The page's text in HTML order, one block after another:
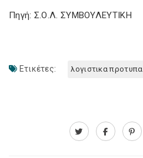
Πηγή: Σ.Ο.Λ. ΣΥΜΒΟΥΛΕΥΤΙΚΗ
Ετικέτες: λογιστικα προτυπα